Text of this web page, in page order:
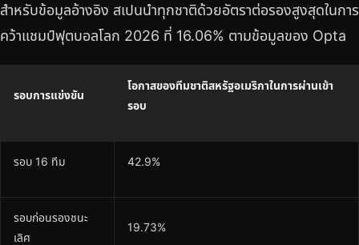
สำหรับข้อมูลอ้างอิง สเปนนำทุกชาติด้วยอัตราต่อรองสูงสุดในการ
คว้าแชมป์ฟุตบอลโลก 2026 ที่ 16.06% ตามข้อมูลของ Opta
รอบการแข่งขัน
โอกาสของทีมชาติสหรัฐอเมริกาในการผ่านเข้า
รอบ
รอบ 16 ทีม 42.9%
รอบก่อนรองชนะ
เลิศ
19.73%